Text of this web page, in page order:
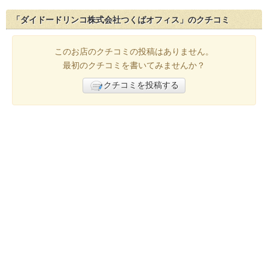
「ダイドードリンコ株式会社つくばオフィス」のクチコミ
このお店のクチコミの投稿はありません。
最初のクチコミを書いてみませんか？
クチコミを投稿する